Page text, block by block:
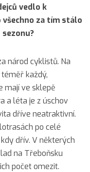
vedlo k
všechno za tím stálo
národ cyklistů. Na
každý,
mají ve sklepě
a léta je z úschov
dříve neatraktivní.
po celé
dřív. V některých
na Třeboňsku
počet omezit.